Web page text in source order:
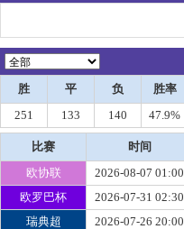
胜 平 负 胜率
251
133 140 47.9%
比赛 时间
欧协联
2026-08-07 01:00
欧罗巴杯
2026-07-31 02:30
瑞典超
2026-07-26 20:00